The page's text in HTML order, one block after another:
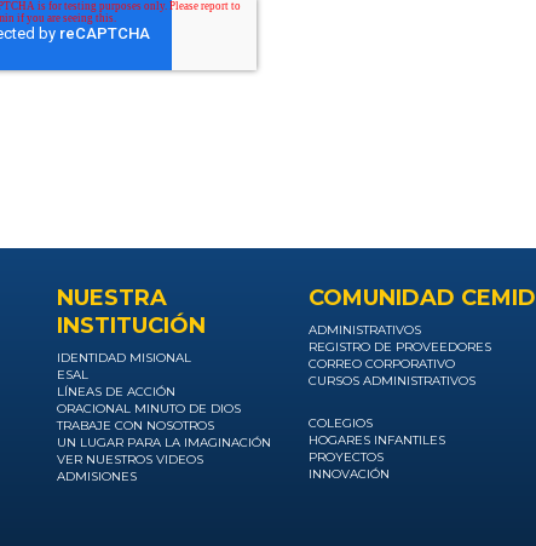
NUESTRA
INSTITUCIÓN
IDENTIDAD MISIONAL
ESAL
LÍNEAS DE ACCIÓN
ORACIONAL MINUTO DE DIOS
TRABAJE CON NOSOTROS
UN LUGAR PARA LA IMAGINACIÓN
VER NUESTROS VIDEOS
ADMISIONES
COMUNIDAD CEMID
ADMINISTRATIVOS
REGISTRO DE PROVEEDORES
CORREO CORPORATIVO
CURSOS ADMINISTRATIVOS
COLEGIOS
HOGARES INFANTILES
PROYECTOS
INNOVACIÓN